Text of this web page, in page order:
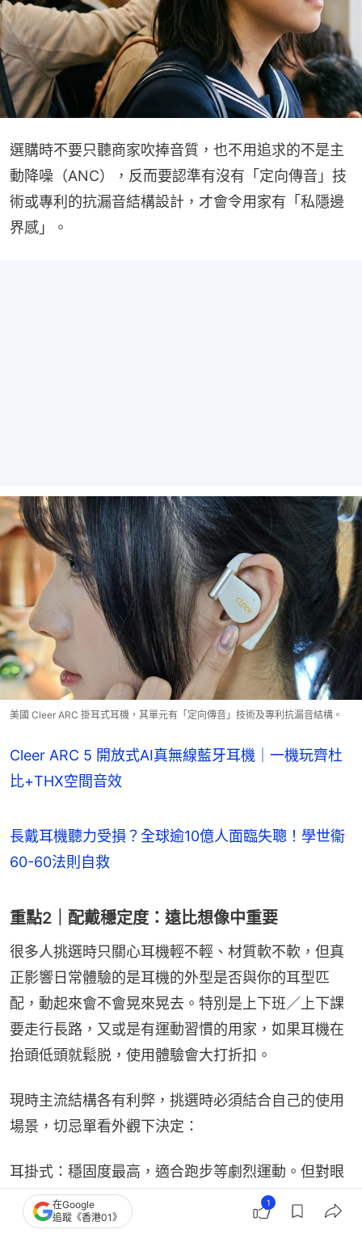
選購時不要只聽商家吹捧音質，也不用追求的不是主
動降噪（ANC），反而要認準有沒有「定向傳音」技
術或專利的抗漏音結構設計，才會令用家有「私隱邊
界感」。
美國 Cleer ARC 掛耳式耳機，其單元有「定向傳音」技術及專利抗漏音結構。
Cleer ARC 5 開放式AI真無線藍牙耳機｜一機玩齊杜
比+THX空間音效
長戴耳機聽力受損？全球逾10億人面臨失聰！學世衞
60-60法則自救
重點2｜配戴穩定度：遠比想像中重要
很多人挑選時只關心耳機輕不輕、材質軟不軟，但真
正影響日常體驗的是耳機的外型是否與你的耳型匹
配，動起來會不會晃來晃去。特別是上下班／上下課
要走行長路，又或是有運動習慣的用家，如果耳機在
抬頭低頭就鬆脱，使用體驗會大打折扣。
現時主流結構各有利弊，挑選時必須結合自己的使用
場景，切忌單看外觀下決定：
耳掛式：穩固度最高，適合跑步等劇烈運動。但對眼
鏡用家不友善，如果掛勾用料太硬，戴夾了耳背會
痛。
在Google
追蹤《香港01》
1